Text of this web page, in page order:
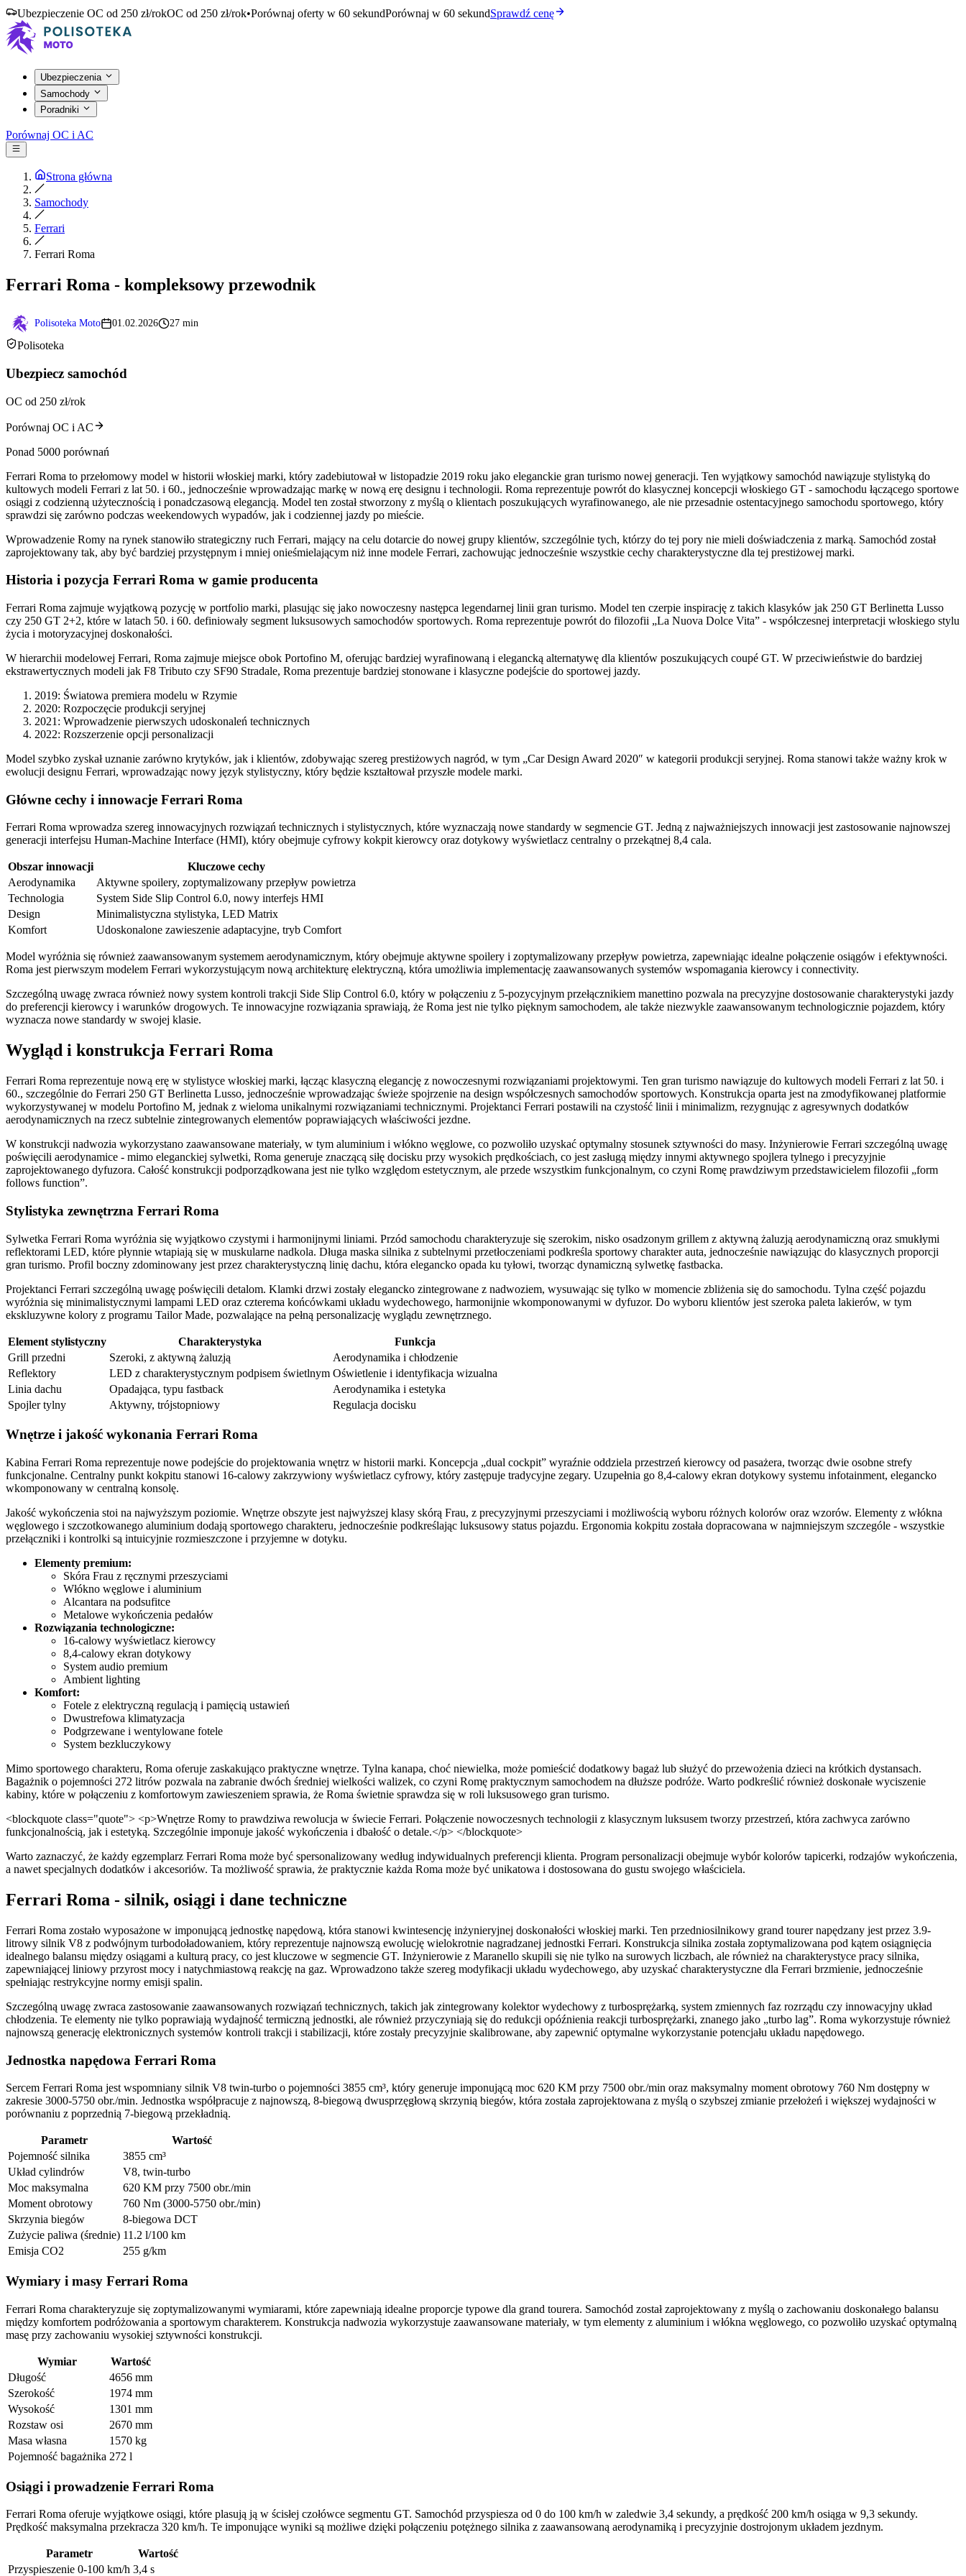
Ubezpieczenie OC od 250 zł/rokOC od 250 zł/rok•Porównaj oferty w 60 sekundPorównaj w 60 sekundSprawdź cenę
Ubezpieczenia
Samochody
Poradniki
Porównaj OC i AC
Strona główna
Samochody
Ferrari
Ferrari Roma
Ferrari Roma - kompleksowy przewodnik
Polisoteka Moto 01.02.2026 27 min
Polisoteka
Ubezpiecz samochód
OC od 250 zł/rok
Porównaj OC i AC
Ponad 5000 porównań
Ferrari Roma to przełomowy model w historii włoskiej marki, który zadebiutował w listopadzie 2019 roku jako eleganckie gran turismo nowej generacji. Ten wyjątkowy samochód nawiązuje stylistyką do
kultowych modeli Ferrari z lat 50. i 60., jednocześnie wprowadzając markę w nową erę designu i technologii. Roma reprezentuje powrót do klasycznej koncepcji włoskiego GT - samochodu łączącego sportowe
osiągi z codzienną użytecznością i ponadczasową elegancją. Model ten został stworzony z myślą o klientach poszukujących wyrafinowanego, ale nie przesadnie ostentacyjnego samochodu sportowego, który
sprawdzi się zarówno podczas weekendowych wypadów, jak i codziennej jazdy po mieście.
Wprowadzenie Romy na rynek stanowiło strategiczny ruch Ferrari, mający na celu dotarcie do nowej grupy klientów, szczególnie tych, którzy do tej pory nie mieli doświadczenia z marką. Samochód został
zaprojektowany tak, aby być bardziej przystępnym i mniej onieśmielającym niż inne modele Ferrari, zachowując jednocześnie wszystkie cechy charakterystyczne dla tej prestiżowej marki.
Historia i pozycja Ferrari Roma w gamie producenta
Ferrari Roma zajmuje wyjątkową pozycję w portfolio marki, plasując się jako nowoczesny następca legendarnej linii gran turismo. Model ten czerpie inspirację z takich klasyków jak 250 GT Berlinetta Lusso
czy 250 GT 2+2, które w latach 50. i 60. definiowały segment luksusowych samochodów sportowych. Roma reprezentuje powrót do filozofii „La Nuova Dolce Vita” - współczesnej interpretacji włoskiego stylu
życia i motoryzacyjnej doskonałości.
W hierarchii modelowej Ferrari, Roma zajmuje miejsce obok Portofino M, oferując bardziej wyrafinowaną i elegancką alternatywę dla klientów poszukujących coupé GT. W przeciwieństwie do bardziej
ekstrawertycznych modeli jak F8 Tributo czy SF90 Stradale, Roma prezentuje bardziej stonowane i klasyczne podejście do sportowej jazdy.
2019: Światowa premiera modelu w Rzymie
2020: Rozpoczęcie produkcji seryjnej
2021: Wprowadzenie pierwszych udoskonaleń technicznych
2022: Rozszerzenie opcji personalizacji
Model szybko zyskał uznanie zarówno krytyków, jak i klientów, zdobywając szereg prestiżowych nagród, w tym „Car Design Award 2020″ w kategorii produkcji seryjnej. Roma stanowi także ważny krok w
ewolucji designu Ferrari, wprowadzając nowy język stylistyczny, który będzie kształtował przyszłe modele marki.
Główne cechy i innowacje Ferrari Roma
Ferrari Roma wprowadza szereg innowacyjnych rozwiązań technicznych i stylistycznych, które wyznaczają nowe standardy w segmencie GT. Jedną z najważniejszych innowacji jest zastosowanie najnowszej
generacji interfejsu Human-Machine Interface (HMI), który obejmuje cyfrowy kokpit kierowcy oraz dotykowy wyświetlacz centralny o przekątnej 8,4 cala.
Obszar innowacji
Kluczowe cechy
Aerodynamika
Aktywne spoilery, zoptymalizowany przepływ powietrza
Technologia
System Side Slip Control 6.0, nowy interfejs HMI
Design
Minimalistyczna stylistyka, LED Matrix
Komfort
Udoskonalone zawieszenie adaptacyjne, tryb Comfort
Model wyróżnia się również zaawansowanym systemem aerodynamicznym, który obejmuje aktywne spoilery i zoptymalizowany przepływ powietrza, zapewniając idealne połączenie osiągów i efektywności.
Roma jest pierwszym modelem Ferrari wykorzystującym nową architekturę elektryczną, która umożliwia implementację zaawansowanych systemów wspomagania kierowcy i connectivity.
Szczególną uwagę zwraca również nowy system kontroli trakcji Side Slip Control 6.0, który w połączeniu z 5-pozycyjnym przełącznikiem manettino pozwala na precyzyjne dostosowanie charakterystyki jazdy
do preferencji kierowcy i warunków drogowych. Te innowacyjne rozwiązania sprawiają, że Roma jest nie tylko pięknym samochodem, ale także niezwykle zaawansowanym technologicznie pojazdem, który
wyznacza nowe standardy w swojej klasie.
Wygląd i konstrukcja Ferrari Roma
Ferrari Roma reprezentuje nową erę w stylistyce włoskiej marki, łącząc klasyczną elegancję z nowoczesnymi rozwiązaniami projektowymi. Ten gran turismo nawiązuje do kultowych modeli Ferrari z lat 50. i
60., szczególnie do Ferrari 250 GT Berlinetta Lusso, jednocześnie wprowadzając świeże spojrzenie na design współczesnych samochodów sportowych. Konstrukcja oparta jest na zmodyfikowanej platformie
wykorzystywanej w modelu Portofino M, jednak z wieloma unikalnymi rozwiązaniami technicznymi. Projektanci Ferrari postawili na czystość linii i minimalizm, rezygnując z agresywnych dodatków
aerodynamicznych na rzecz subtelnie zintegrowanych elementów poprawiających właściwości jezdne.
W konstrukcji nadwozia wykorzystano zaawansowane materiały, w tym aluminium i włókno węglowe, co pozwoliło uzyskać optymalny stosunek sztywności do masy. Inżynierowie Ferrari szczególną uwagę
poświęcili aerodynamice - mimo eleganckiej sylwetki, Roma generuje znaczącą siłę docisku przy wysokich prędkościach, co jest zasługą między innymi aktywnego spojlera tylnego i precyzyjnie
zaprojektowanego dyfuzora. Całość konstrukcji podporządkowana jest nie tylko względom estetycznym, ale przede wszystkim funkcjonalnym, co czyni Romę prawdziwym przedstawicielem filozofii „form
follows function”.
Stylistyka zewnętrzna Ferrari Roma
Sylwetka Ferrari Roma wyróżnia się wyjątkowo czystymi i harmonijnymi liniami. Przód samochodu charakteryzuje się szerokim, nisko osadzonym grillem z aktywną żaluzją aerodynamiczną oraz smukłymi
reflektorami LED, które płynnie wtapiają się w muskularne nadkola. Długa maska silnika z subtelnymi przetłoczeniami podkreśla sportowy charakter auta, jednocześnie nawiązując do klasycznych proporcji
gran turismo. Profil boczny zdominowany jest przez charakterystyczną linię dachu, która elegancko opada ku tyłowi, tworząc dynamiczną sylwetkę fastbacka.
Projektanci Ferrari szczególną uwagę poświęcili detalom. Klamki drzwi zostały elegancko zintegrowane z nadwoziem, wysuwając się tylko w momencie zbliżenia się do samochodu. Tylna część pojazdu
wyróżnia się minimalistycznymi lampami LED oraz czterema końcówkami układu wydechowego, harmonijnie wkomponowanymi w dyfuzor. Do wyboru klientów jest szeroka paleta lakierów, w tym
ekskluzywne kolory z programu Tailor Made, pozwalające na pełną personalizację wyglądu zewnętrznego.
Element stylistyczny Charakterystyka
Funkcja
Grill przedni
Szeroki, z aktywną żaluzją
Aerodynamika i chłodzenie
Reflektory
LED z charakterystycznym podpisem świetlnym Oświetlenie i identyfikacja wizualna
Linia dachu
Opadająca, typu fastback
Aerodynamika i estetyka
Spojler tylny
Aktywny, trójstopniowy Regulacja docisku
Wnętrze i jakość wykonania Ferrari Roma
Kabina Ferrari Roma reprezentuje nowe podejście do projektowania wnętrz w historii marki. Koncepcja „dual cockpit” wyraźnie oddziela przestrzeń kierowcy od pasażera, tworząc dwie osobne strefy
funkcjonalne. Centralny punkt kokpitu stanowi 16-calowy zakrzywiony wyświetlacz cyfrowy, który zastępuje tradycyjne zegary. Uzupełnia go 8,4-calowy ekran dotykowy systemu infotainment, elegancko
wkomponowany w centralną konsolę.
Jakość wykończenia stoi na najwyższym poziomie. Wnętrze obszyte jest najwyższej klasy skórą Frau, z precyzyjnymi przeszyciami i możliwością wyboru różnych kolorów oraz wzorów. Elementy z włókna
węglowego i szczotkowanego aluminium dodają sportowego charakteru, jednocześnie podkreślając luksusowy status pojazdu. Ergonomia kokpitu została dopracowana w najmniejszym szczególe - wszystkie
przełączniki i kontrolki są intuicyjnie rozmieszczone i przyjemne w dotyku.
Elementy premium:
Skóra Frau z ręcznymi przeszyciami
Włókno węglowe i aluminium
Alcantara na podsufitce
Metalowe wykończenia pedałów
Rozwiązania technologiczne:
16-calowy wyświetlacz kierowcy
8,4-calowy ekran dotykowy
System audio premium
Ambient lighting
Komfort:
Fotele z elektryczną regulacją i pamięcią ustawień
Dwustrefowa klimatyzacja
Podgrzewane i wentylowane fotele
System bezkluczykowy
Mimo sportowego charakteru, Roma oferuje zaskakująco praktyczne wnętrze. Tylna kanapa, choć niewielka, może pomieścić dodatkowy bagaż lub służyć do przewożenia dzieci na krótkich dystansach.
Bagażnik o pojemności 272 litrów pozwala na zabranie dwóch średniej wielkości walizek, co czyni Romę praktycznym samochodem na dłuższe podróże. Warto podkreślić również doskonałe wyciszenie
kabiny, które w połączeniu z komfortowym zawieszeniem sprawia, że Roma świetnie sprawdza się w roli luksusowego gran turismo.
<blockquote class="quote"> <p>Wnętrze Romy to prawdziwa rewolucja w świecie Ferrari. Połączenie nowoczesnych technologii z klasycznym luksusem tworzy przestrzeń, która zachwyca zarówno
funkcjonalnością, jak i estetyką. Szczególnie imponuje jakość wykończenia i dbałość o detale.</p> </blockquote>
Warto zaznaczyć, że każdy egzemplarz Ferrari Roma może być spersonalizowany według indywidualnych preferencji klienta. Program personalizacji obejmuje wybór kolorów tapicerki, rodzajów wykończenia,
a nawet specjalnych dodatków i akcesoriów. Ta możliwość sprawia, że praktycznie każda Roma może być unikatowa i dostosowana do gustu swojego właściciela.
Ferrari Roma - silnik, osiągi i dane techniczne
Ferrari Roma zostało wyposażone w imponującą jednostkę napędową, która stanowi kwintesencję inżynieryjnej doskonałości włoskiej marki. Ten przedniosilnikowy grand tourer napędzany jest przez 3.9-
litrowy silnik V8 z podwójnym turbodoładowaniem, który reprezentuje najnowszą ewolucję wielokrotnie nagradzanej jednostki Ferrari. Konstrukcja silnika została zoptymalizowana pod kątem osiągnięcia
idealnego balansu między osiągami a kulturą pracy, co jest kluczowe w segmencie GT. Inżynierowie z Maranello skupili się nie tylko na surowych liczbach, ale również na charakterystyce pracy silnika,
zapewniającej liniowy przyrost mocy i natychmiastową reakcję na gaz. Wprowadzono także szereg modyfikacji układu wydechowego, aby uzyskać charakterystyczne dla Ferrari brzmienie, jednocześnie
spełniając restrykcyjne normy emisji spalin.
Szczególną uwagę zwraca zastosowanie zaawansowanych rozwiązań technicznych, takich jak zintegrowany kolektor wydechowy z turbosprężarką, system zmiennych faz rozrządu czy innowacyjny układ
chłodzenia. Te elementy nie tylko poprawiają wydajność termiczną jednostki, ale również przyczyniają się do redukcji opóźnienia reakcji turbosprężarki, znanego jako „turbo lag”. Roma wykorzystuje również
najnowszą generację elektronicznych systemów kontroli trakcji i stabilizacji, które zostały precyzyjnie skalibrowane, aby zapewnić optymalne wykorzystanie potencjału układu napędowego.
Jednostka napędowa Ferrari Roma
Sercem Ferrari Roma jest wspomniany silnik V8 twin-turbo o pojemności 3855 cm³, który generuje imponującą moc 620 KM przy 7500 obr./min oraz maksymalny moment obrotowy 760 Nm dostępny w
zakresie 3000-5750 obr./min. Jednostka współpracuje z najnowszą, 8-biegową dwusprzęgłową skrzynią biegów, która została zaprojektowana z myślą o szybszej zmianie przełożeń i większej wydajności w
porównaniu z poprzednią 7-biegową przekładnią.
Parametr
Wartość
Pojemność silnika
3855 cm³
Układ cylindrów
V8, twin-turbo
Moc maksymalna
620 KM przy 7500 obr./min
Moment obrotowy
760 Nm (3000-5750 obr./min)
Skrzynia biegów
8-biegowa DCT
Zużycie paliwa (średnie) 11.2 l/100 km
Emisja CO2
255 g/km
Wymiary i masy Ferrari Roma
Ferrari Roma charakteryzuje się zoptymalizowanymi wymiarami, które zapewniają idealne proporcje typowe dla grand tourera. Samochód został zaprojektowany z myślą o zachowaniu doskonałego balansu
między komfortem podróżowania a sportowym charakterem. Konstrukcja nadwozia wykorzystuje zaawansowane materiały, w tym elementy z aluminium i włókna węglowego, co pozwoliło uzyskać optymalną
masę przy zachowaniu wysokiej sztywności konstrukcji.
Wymiar
Wartość
Długość
4656 mm
Szerokość
1974 mm
Wysokość
1301 mm
Rozstaw osi
2670 mm
Masa własna
1570 kg
Pojemność bagażnika 272 l
Osiągi i prowadzenie Ferrari Roma
Ferrari Roma oferuje wyjątkowe osiągi, które plasują ją w ścisłej czołówce segmentu GT. Samochód przyspiesza od 0 do 100 km/h w zaledwie 3,4 sekundy, a prędkość 200 km/h osiąga w 9,3 sekundy.
Prędkość maksymalna przekracza 320 km/h. Te imponujące wyniki są możliwe dzięki połączeniu potężnego silnika z zaawansowaną aerodynamiką i precyzyjnie dostrojonym układem jezdnym.
Parametr
Wartość
Przyspieszenie 0-100 km/h 3,4 s